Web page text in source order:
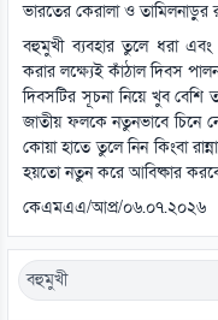
ভারতের কেরালা ও তামিলনাড়ুর
বহুমুখী ব্যবহার তুলে ধরা এবং
করার লক্ষ্যেই কাঁঠাল দিবস
দিবসটির সূচনা নিয়ে খুব বেশি
জাতীয় ফলকে নতুনভাবে চিনে
কোয়া হাতে তুলে নিন কিংবা
হয়তো নতুন করে আবিষ্কার
কেএমএএ/আপ্র/০৬.০৭.২০২৬
বহুমুখী